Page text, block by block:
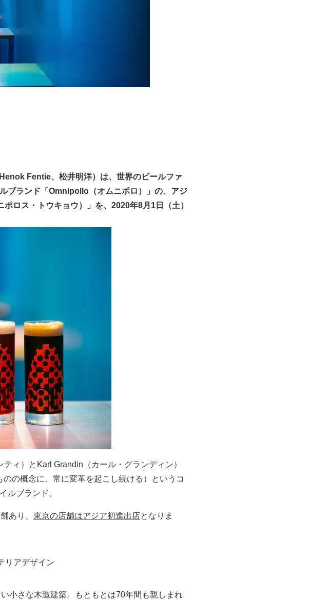
Fentie、松井明洋）は、世界のビールファ
ブランド「Omnipollo（オムニポロ）」の、アジ
ロス・トウキョウ）」を、2020年8月1日（土）
ィ）とKarl Grandin（カール・グランディン）
のの概念に、常に変革を起こし続ける）というコ
ルブランド。
あり、 東京の店舗はアジア初進出店となりま
リアデザイン
小さな木造建築。もともとは70年間も親しまれ